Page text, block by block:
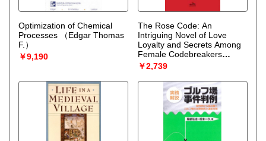
Optimization of Chemical
Processes
（Edgar Thomas
F.）
￥9,190
The Rose Code: An
Intriguing Novel of Love
Loyalty and Secrets Among
Female Codebreakers
During WWII
￥2,739